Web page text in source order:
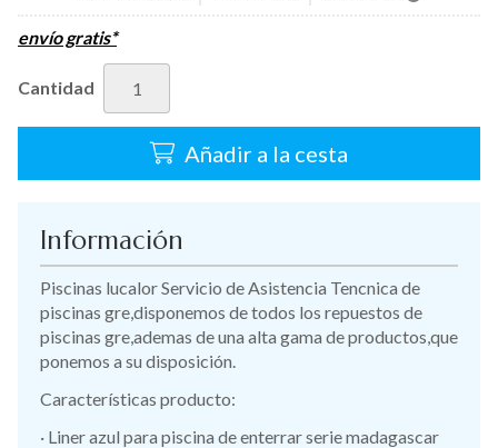
envío gratis*
Cantidad
Añadir a la cesta
Información
Piscinas lucalor Servicio de Asistencia Tencnica de
piscinas gre,disponemos de todos los repuestos de
piscinas gre,ademas de una alta gama de productos,que
ponemos a su disposición.
Características producto:
· Liner azul para piscina de enterrar serie madagascar